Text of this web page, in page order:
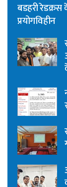
बडहरी
प्रयोगविहीन